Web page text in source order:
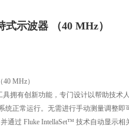
示波器 （40 MHz）
MHz）
具拥有创新功能，专门设计以帮助技术
正常运行。无需进行手动测量调整即
通过 Fluke IntellaSet™ 技术自动显示相